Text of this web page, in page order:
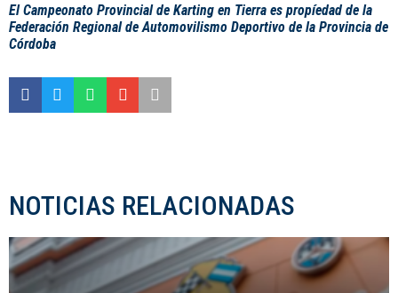
El Campeonato Provincial de Karting en Tierra es propíedad de la
Federación Regional de Automovilismo Deportivo de la Provincia de
Córdoba
NOTICIAS RELACIONADAS